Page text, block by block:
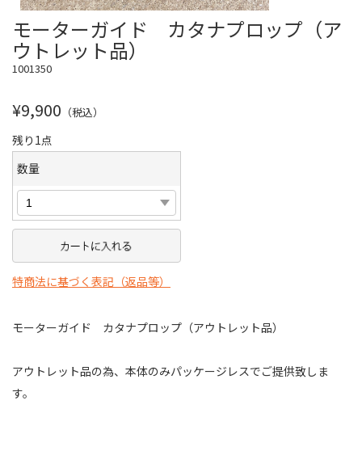
モーターガイド カタナプロップ（ア
ウトレット品）
1001350
¥9,900 （税込）
残り1点
数量
特商法に基づく表記（返品等）
モーターガイド カタナプロップ（アウトレット品）
アウトレット品の為、本体のみパッケージレスでご提供致しま
す。